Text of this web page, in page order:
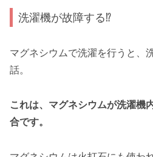
洗濯機が故障する⁉
マグネシウムで洗濯を行うと、
話。
これは、マグネシウムが洗濯機
合です。